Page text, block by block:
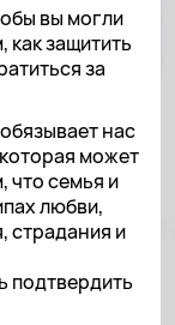
вы могли
как защитить
за
нас
может
что семья и
любви,
страдания и
подтвердить
человек.
истории